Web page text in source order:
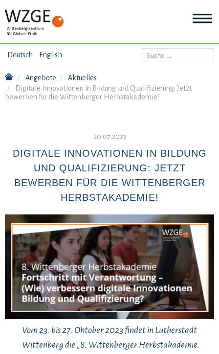
Deutsch English THEMEN
Suchen
Angebote
Aktuelles
Digitale Innovationen in Bildung und Qualifizierung: Jetzt
bewerben für die Wittenberger Herbstakademie!
20.07.2023
DIGITALE INNOVATIONEN IN BILDUNG
UND QUALIFIZIERUNG: JETZT
BEWERBEN FÜR DIE WITTENBERGER
HERBSTAKADEMIE!
Vom 23. bis 27. Oktober 2023 findet in Lutherstadt
Wittenberg die „8. Wittenberger Herbstakademie